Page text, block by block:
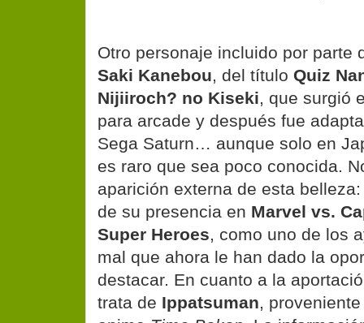
Otro personaje incluido por parte
Saki Kanebou, del título Quiz
Nijiiroch? no Kiseki, que surgió
para arcade y después fue
Sega Saturn… aunque solo en
es raro que sea poco conocida.
aparición externa de esta
de su presencia en Marvel vs.
Super Heroes, como uno de los
mal que ahora le han dado la
destacar. En cuanto a la
trata de Ippatsuman,